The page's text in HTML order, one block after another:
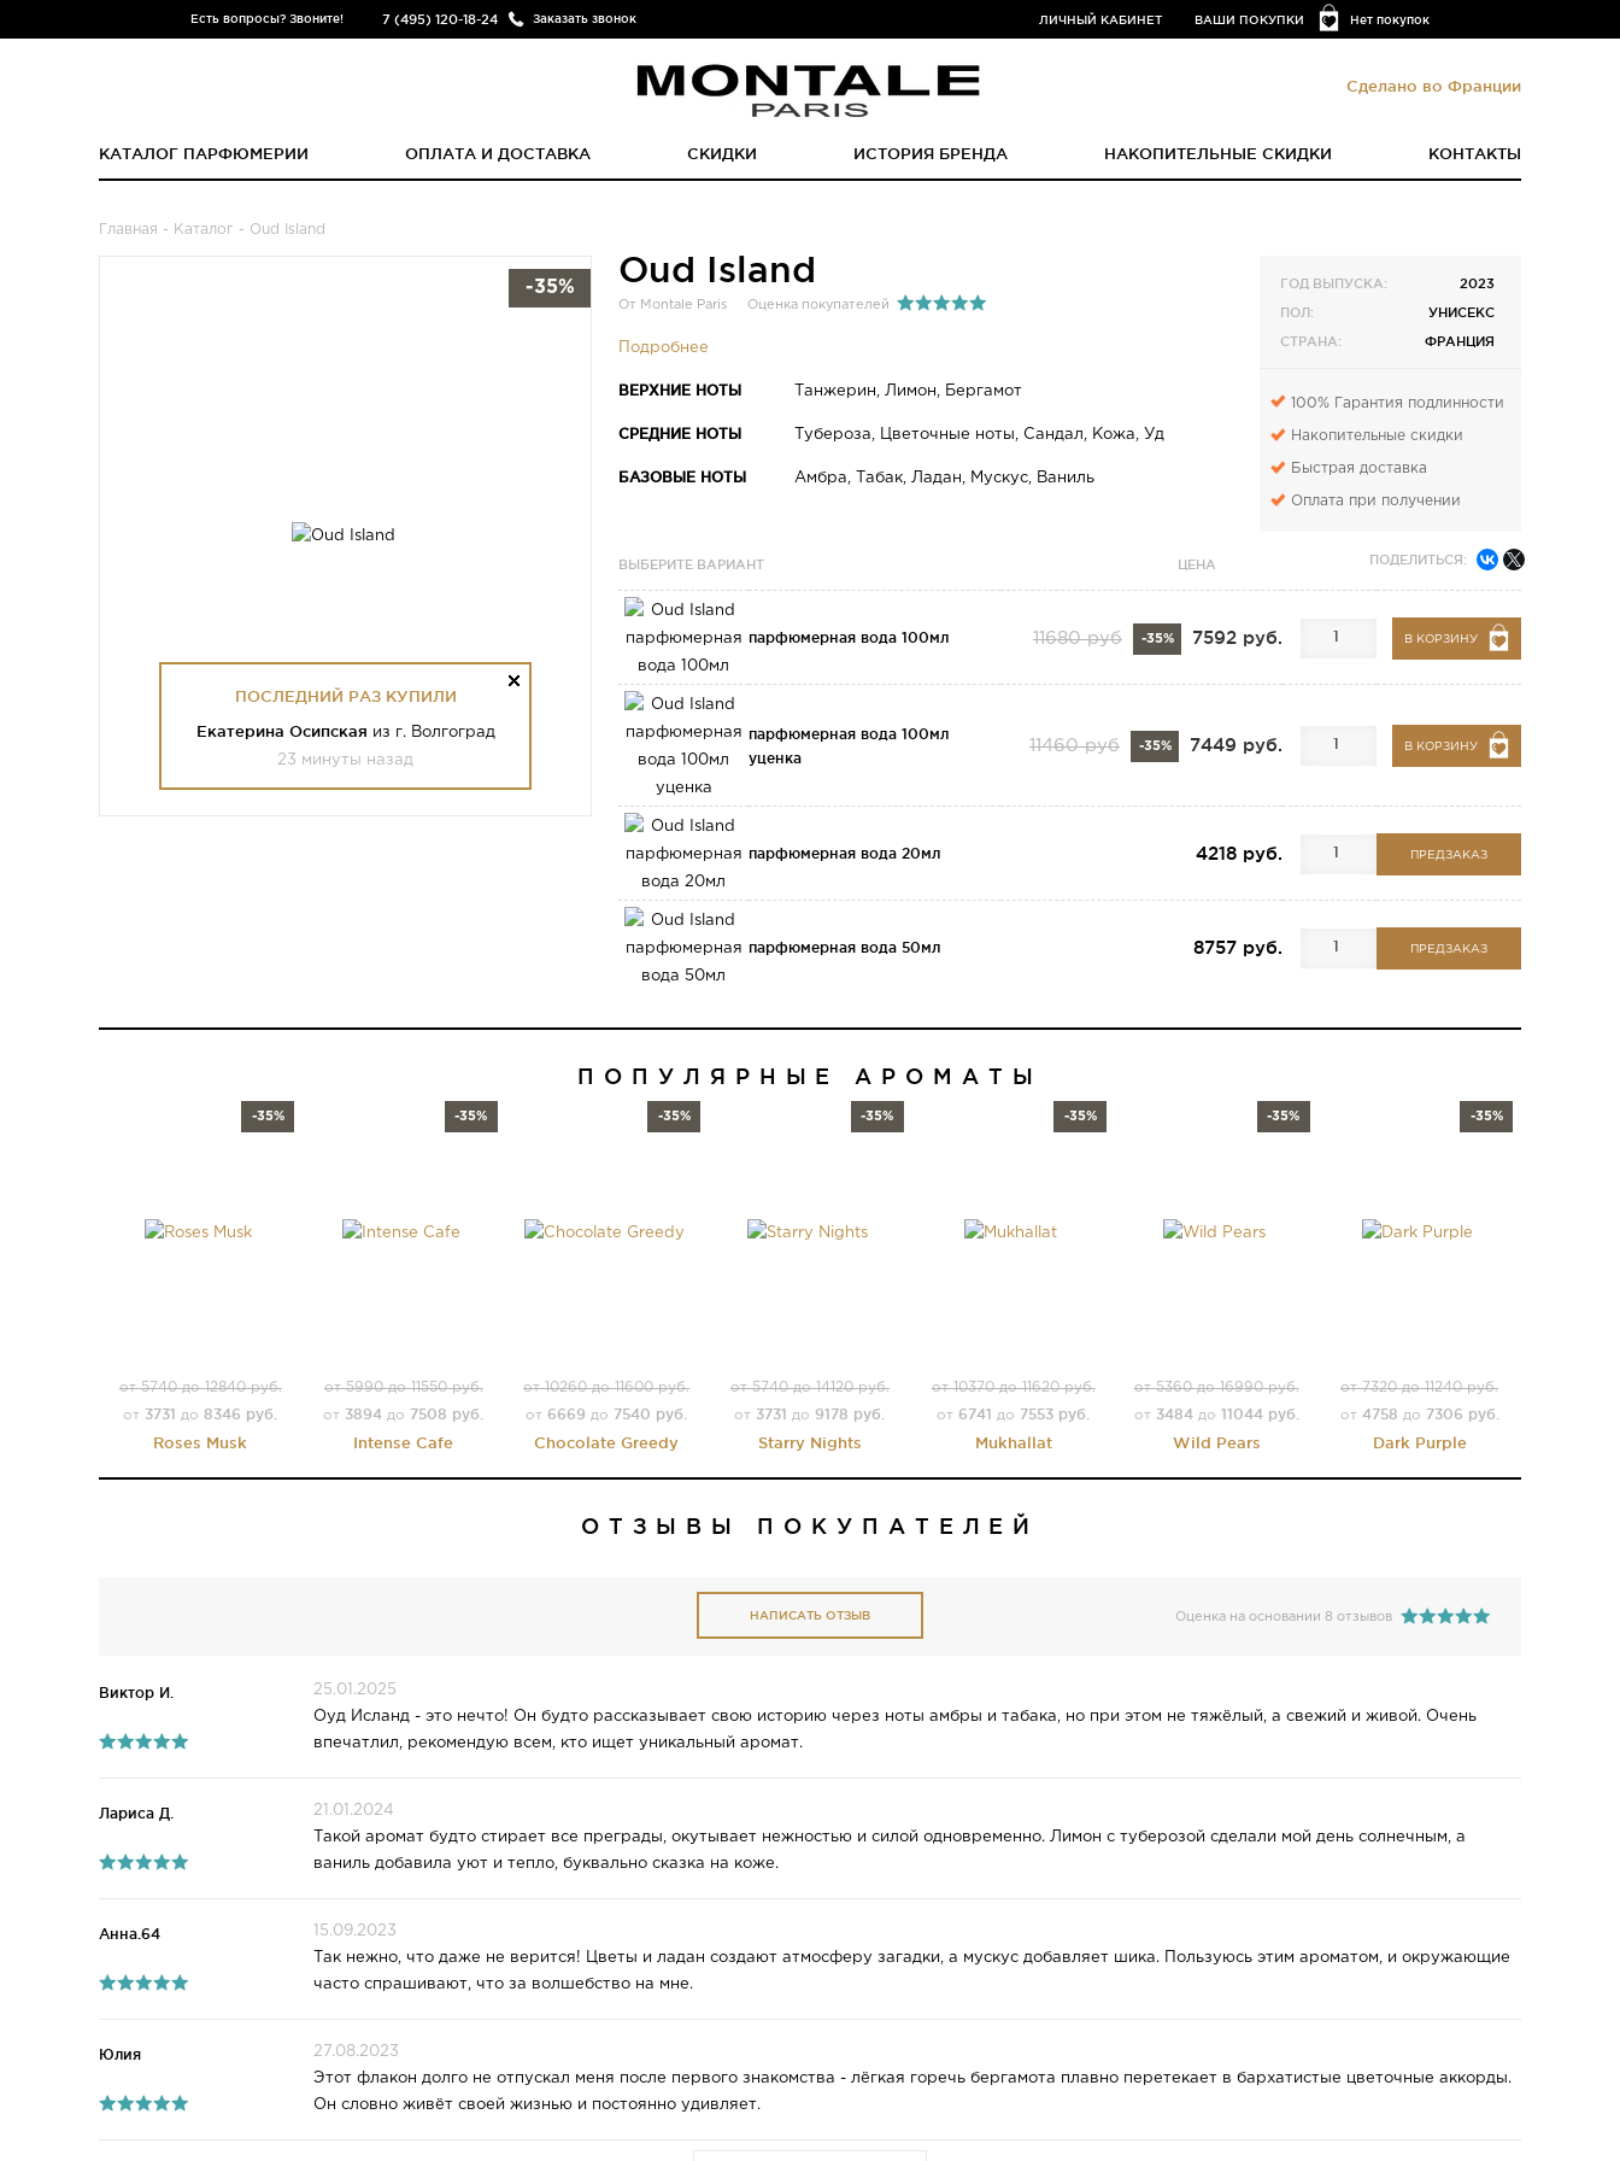
Есть вопросы? Звоните! 7 (495) 120-18-24 Заказать звонок Нет покупок
ЛИЧНЫЙ КАБИНЕТ ВАШИ ПОКУПКИ
Сделано во Франции
КАТАЛОГ ПАРФЮМЕРИИ ОПЛАТА И ДОСТАВКА СКИДКИ ИСТОРИЯ БРЕНДА НАКОПИТЕЛЬНЫЕ СКИДКИ КОНТАКТЫ
Главная - Каталог - Oud Island
-35%
ПОСЛЕДНИЙ РАЗ КУПИЛИ
Екатерина Осипская из г. Волгоград
23 минуты назад
Oud Island
От Montale Paris Оценка покупателей
Подробнее
ВЕРХНИЕ НОТЫ Танжерин, Лимон, Бергамот
СРЕДНИЕ НОТЫ Тубероза, Цветочные ноты, Сандал, Кожа, Уд
БАЗОВЫЕ НОТЫ Амбра, Табак, Ладан, Мускус, Ваниль
ГОД ВЫПУСКА:
2023
ПОЛ:
УНИСЕКС
СТРАНА:
ФРАНЦИЯ
100% Гарантия подлинности
Накопительные скидки
Быстрая доставка
Оплата при получении
ВЫБЕРИТЕ ВАРИАНТ ЦЕНА ПОДЕЛИТЬСЯ:
парфюмерная вода 100мл 11680 руб -35% 7592 руб. В КОРЗИНУ
парфюмерная вода 100мл
уценка
11460 руб -35% 7449 руб. В КОРЗИНУ
парфюмерная вода 20мл 4218 руб. ПРЕДЗАКАЗ
парфюмерная вода 50мл 8757 руб. ПРЕДЗАКАЗ
ПОПУЛЯРНЫЕ АРОМАТЫ
-35%
от 5740 до 12840 руб.
от 3731 до8346 руб.
Roses Musk
-35%
от 5990 до 11550 руб.
от 3894 до 7508 руб.
Intense Cafe
-35%
от 10260 до 11600 руб.
от 6669 до 7540 руб.
Chocolate Greedy
-35%
от 5740 до 14120 руб.
от 3731 до 9178 руб.
Starry Nights
-35%
от 10370 до 11620 руб.
от 6741 до 7553 руб.
Mukhallat
-35%
от 5360 до 16990 руб.
от 3484до 11044 руб.
Wild Pears
-35%
от 7320 до 11240 руб.
от 4758 до 7306 руб.
Dark Purple
ОТЗЫВЫ ПОКУПАТЕЛЕЙ
НАПИСАТЬ ОТЗЫВ Оценка на основании 8 отзывов
Виктор И.
25.01.2025
Оуд Исланд - это нечто! Он будто рассказывает свою историю через ноты амбры и табака, но при этом не тяжёлый, а свежий и живой. Очень
впечатлил, рекомендую всем, кто ищет уникальный аромат.
Лариса Д.
21.01.2024
Такой аромат будто стирает все преграды, окутывает нежностью и силой одновременно. Лимон с туберозой сделали мой день солнечным, а
ваниль добавила уют и тепло, буквально сказка на коже.
Анна.64
15.09.2023
Так нежно, что даже не верится! Цветы и ладан создают атмосферу загадки, а мускус добавляет шика. Пользуюсь этим ароматом, и окружающие
часто спрашивают, что за волшебство на мне.
Юлия
27.08.2023
Этот флакон долго не отпускал меня после первого знакомства - лёгкая горечь бергамота плавно перетекает в бархатистые цветочные аккорды.
Он словно живёт своей жизнью и постоянно удивляет.